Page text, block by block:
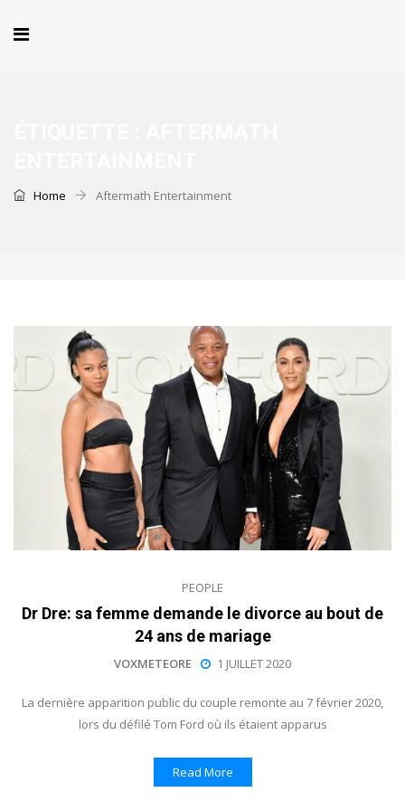
Home Aftermath Entertainment
PEOPLE
Dr Dre: sa femme demande le divorce au bout de
24 ans de mariage
VOXMETEORE 1 JUILLET 2020
La dernière apparition public du couple remonte au 7 février 2020,
lors du défilé Tom Ford où ils étaient apparus
Read More